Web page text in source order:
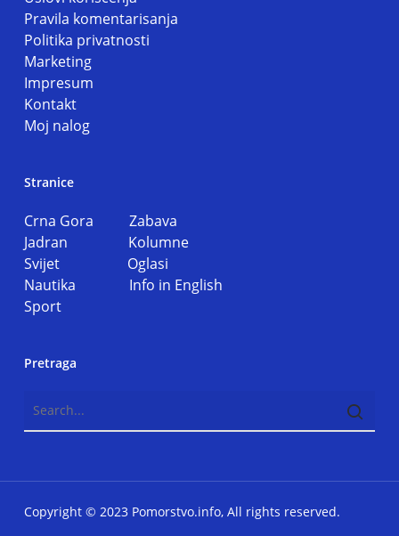
Pravila komentarisanja
Politika privatnosti
Marketing
Impresum
Kontakt
Moj nalog
Stranice
Crna Gora Zabava
Jadran Kolumne
Svijet Oglasi
Nautika Info in English
Sport
Pretraga
Copyright © 2023 Pomorstvo.info, All rights reserved.